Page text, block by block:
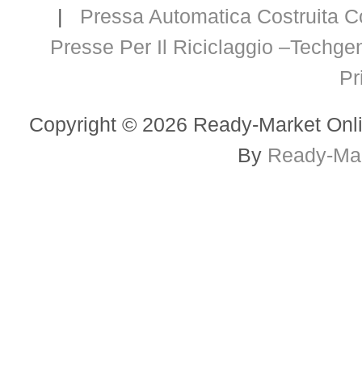
| Pressa Automatica Costruita
Presse Per Il Riciclaggio
Copyright © 2026 Ready-Market
By Ready-